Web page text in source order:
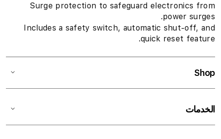
Surge protection to safeguard electronics from
power surges.
Includes a safety switch, automatic shut-off, and
quick reset feature.
Shop
الخدمات